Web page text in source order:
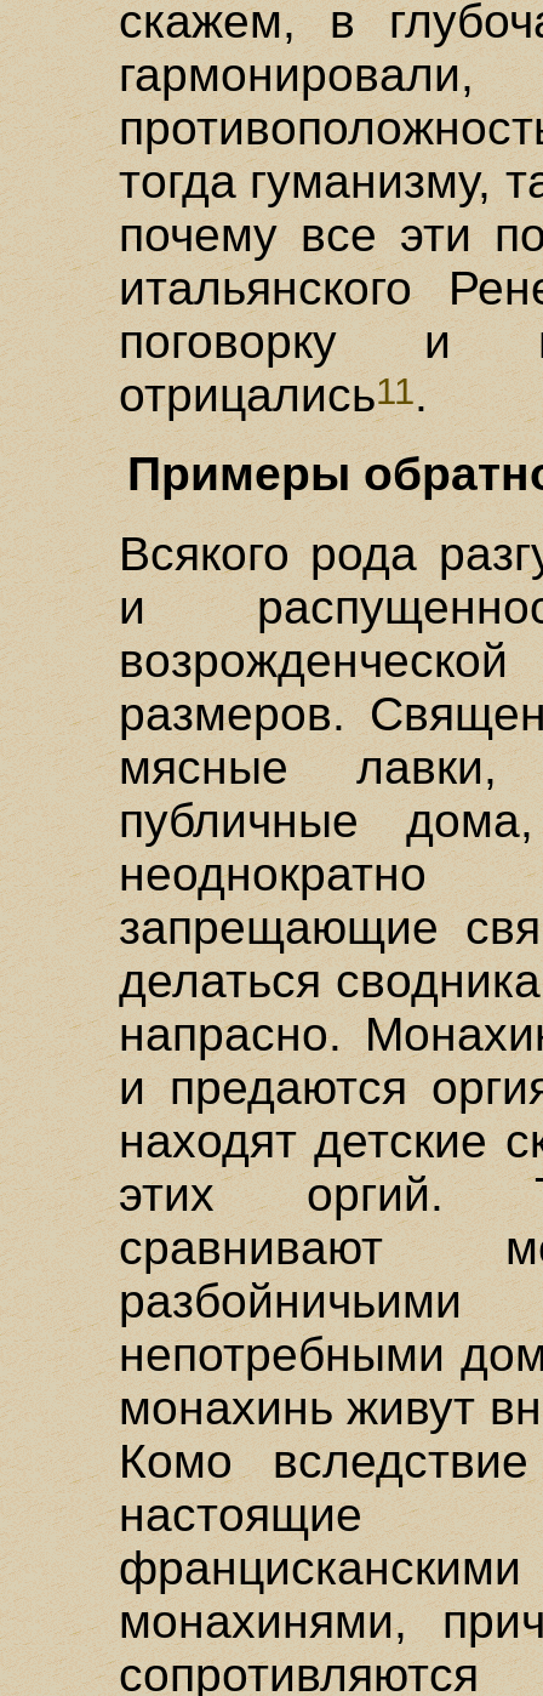
скажем, в
тогда гуманизму,
почему все эти
итальянского
поговорку и
отрицались11.
Примеры
Всякого рода
и
размеров.
мясные
публичные
неоднократно
запрещающие
делаться
напрасно.
и предаются
находят детские
этих оргий.
непотребными
монахинь живут
Комо
монахинями,